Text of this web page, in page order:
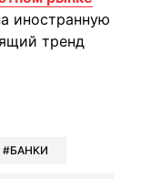
иностранную
тренд
Viber
в Whatsapp
в Messenger
в LinkedIn
БАНКИ